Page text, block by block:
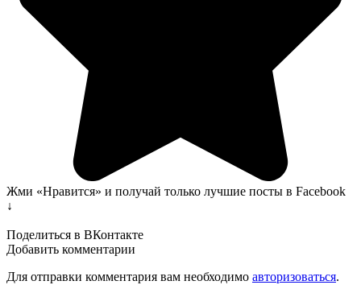
Жми «Нравится» и получай только лучшие посты в Facebook
↓
Поделиться в ВКонтакте
Добавить комментарии
Для отправки комментария вам необходимо авторизоваться.